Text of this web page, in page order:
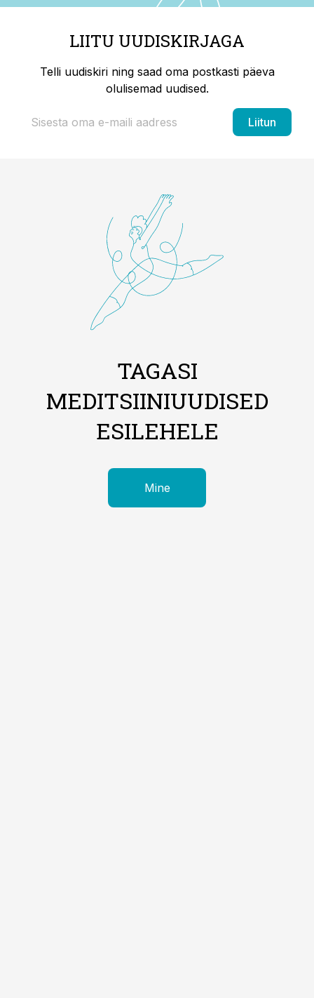
LIITU UUDISKIRJAGA
Telli uudiskiri ning saad oma postkasti päeva
olulisemad uudised.
Liitun
TAGASI
MEDITSIINIUUDISED
ESILEHELE
Mine